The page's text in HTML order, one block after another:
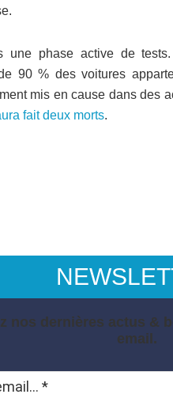
une phase active de
90 % des voitures
mis en cause dans des
fait deux morts.
nos dernières actus &
email.